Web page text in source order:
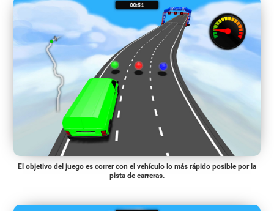
El objetivo del juego es correr con el vehículo lo más rápido posible por la
pista de carreras.